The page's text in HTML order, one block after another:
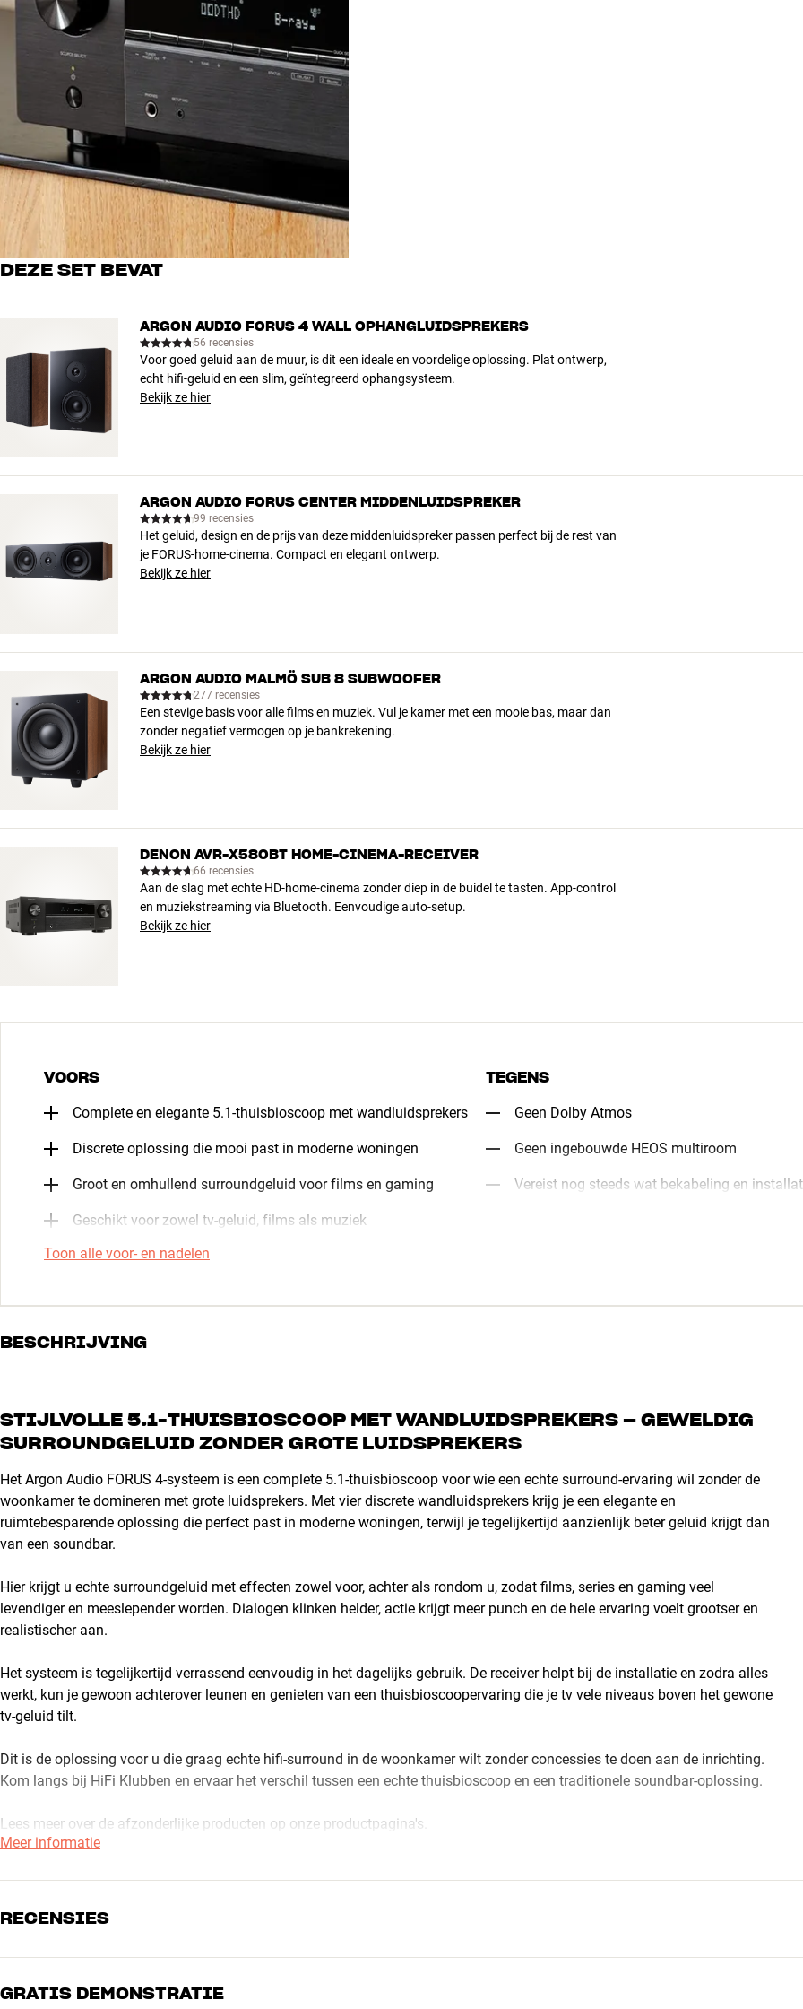
DEZE SET BEVAT
ARGON AUDIO FORUS 4 WALL OPHANGLUIDSPREKERS
56 recensies
Voor goed geluid aan de muur, is dit een ideale en voordelige oplossing. Plat ontwerp,
echt hifi-geluid en een slim, geïntegreerd ophangsysteem.
Bekijk ze hier
ARGON AUDIO FORUS CENTER MIDDENLUIDSPREKER
99 recensies
Het geluid, design en de prijs van deze middenluidspreker passen perfect bij de rest van
je FORUS-home-cinema. Compact en elegant ontwerp.
Bekijk ze hier
ARGON AUDIO MALMÖ SUB 8 SUBWOOFER
277 recensies
Een stevige basis voor alle films en muziek. Vul je kamer met een mooie bas, maar dan
zonder negatief vermogen op je bankrekening.
Bekijk ze hier
DENON AVR-X580BT HOME-CINEMA-RECEIVER
66 recensies
Aan de slag met echte HD-home-cinema zonder diep in de buidel te tasten. App-control
en muziekstreaming via Bluetooth. Eenvoudige auto-setup.
Bekijk ze hier
VOORS
Complete en elegante 5.1-thuisbioscoop met wandluidsprekers
Discrete oplossing die mooi past in moderne woningen
Groot en omhullend surroundgeluid voor films en gaming
Geschikt voor zowel tv-geluid, films als muziek
TEGENS
Geen Dolby Atmos
Geen ingebouwde HEOS multiroom
Vereist nog steeds wat bekabeling en
Toon alle voor- en nadelen
BESCHRIJVING
STIJLVOLLE 5.1-THUISBIOSCOOP MET WANDLUIDSPREKERS – GEWELDIG
SURROUNDGELUID ZONDER GROTE LUIDSPREKERS
Het Argon Audio FORUS 4-systeem is een complete 5.1-thuisbioscoop voor wie een echte surround-ervaring wil zonder de
woonkamer te domineren met grote luidsprekers. Met vier discrete wandluidsprekers krijg je een elegante en
ruimtebesparende oplossing die perfect past in moderne woningen, terwijl je tegelijkertijd aanzienlijk beter geluid krijgt dan
van een soundbar.
Hier krijgt u echte surroundgeluid met effecten zowel voor, achter als rondom u, zodat films, series en gaming veel
levendiger en meeslepender worden. Dialogen klinken helder, actie krijgt meer punch en de hele ervaring voelt grootser en
realistischer aan.
Het systeem is tegelijkertijd verrassend eenvoudig in het dagelijks gebruik. De receiver helpt bij de installatie en zodra alles
werkt, kun je gewoon achterover leunen en genieten van een thuisbioscoopervaring die je tv vele niveaus boven het gewone
tv-geluid tilt.
Dit is de oplossing voor u die graag echte hifi-surround in de woonkamer wilt zonder concessies te doen aan de inrichting.
Kom langs bij HiFi Klubben en ervaar het verschil tussen een echte thuisbioscoop en een traditionele soundbar-oplossing.
Lees meer over de afzonderlijke producten op onze productpagina's.
Meer informatie
RECENSIES
5
GRATIS DEMONSTRATIE